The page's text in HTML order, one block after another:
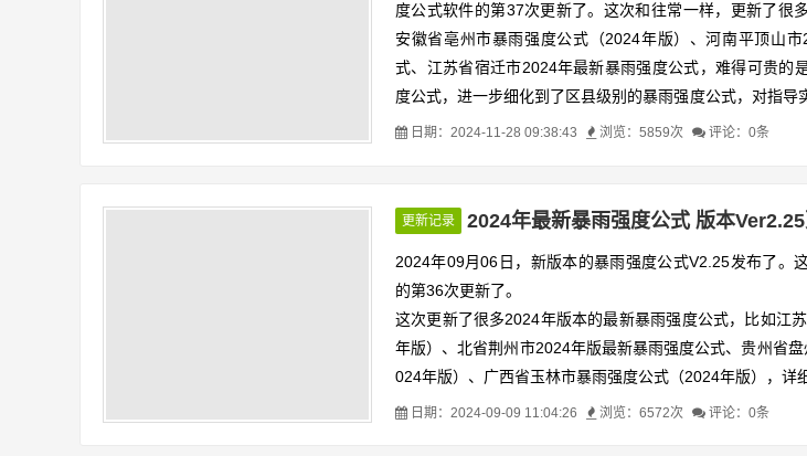
度公式软件的第37次更新了。这次和往常一样，更新了很
安徽省亳州市暴雨强度公式（2024年版）、河南平顶山
式、江苏省宿迁市2024年最新暴雨强度公式，难得可贵的
度公式，进一步细化到了区县级别的暴雨强度公式，对指导
设起到了更精确的指导意义。详细更细内容详见下面内容。
日期：2024-11-28 09:38:43 浏览：5859次 评论：0条
更新记录 2024年最新暴雨强度公式 版本
2024年09月06日，新版本的暴雨强度公式V2.25发布了。
的第36次更新了。
这次更新了很多2024年版本的最新暴雨强度公式，比如江
年版）、北省荆州市2024年版最新暴雨强度公式、贵州省
024年版） 、广西省玉林市暴雨强度公式（2024年版），详
日期：2024-09-09 11:04:26 浏览：6572次 评论：0条